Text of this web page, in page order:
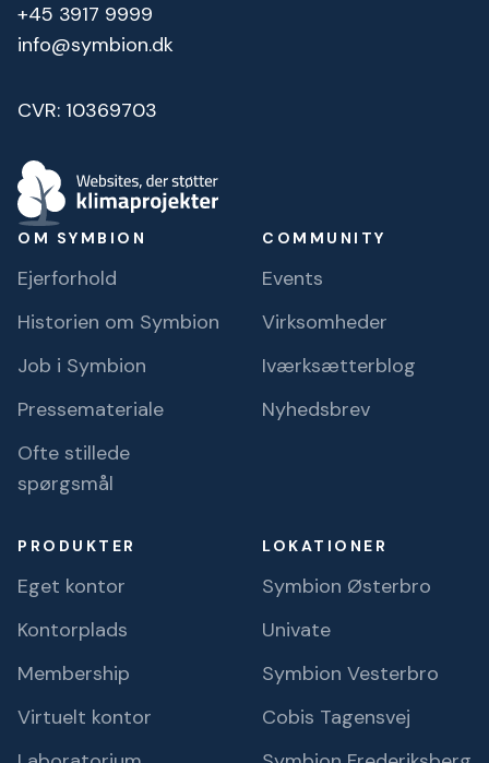
+45 3917 9999
info@symbion.dk
CVR: 10369703
OM SYMBION
Ejerforhold
Historien om Symbion
Job i Symbion
Pressemateriale
Ofte stillede
spørgsmål
COMMUNITY
Events
Virksomheder
Iværksætterblog
Nyhedsbrev
PRODUKTER
Eget kontor
Kontorplads
Membership
Virtuelt kontor
LOKATIONER
Symbion Østerbro
Univate
Symbion Vesterbro
Cobis Tagensvej